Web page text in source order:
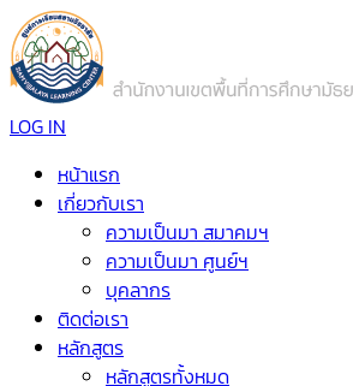
LOG IN
หน้าแรก
เกี่ยวกับเรา
ความเป็นมา สมาคมฯ
ความเป็นมา ศูนย์ฯ
บุคลากร
ติดต่อเรา
หลักสูตร
หลักสูตรทั้งหมด